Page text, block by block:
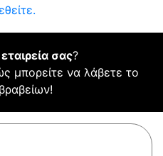
σας?
μπορείτε να λάβετε το